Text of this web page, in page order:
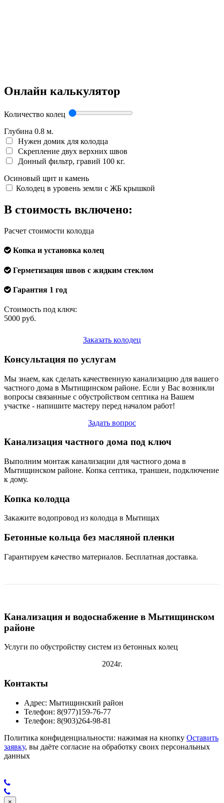
Онлайн калькулятор
Количество колец
Глубина 0.8 м.
Нужен домик для колодца
Скрепление двух верхних швов
Донный фильтр, гравий 100 кг.
Осиновый щит и камень
Колодец в уровень земли с ЖБ крышкой
В стоимость включено:
Расчет стоимости колодца
Копка и установка колец
Герметизация швов с жидким стеклом
Гарантия 1 год
Стоимость под ключ:
5000 руб.
Заказать колодец
Консультация по услугам
Мы знаем, как сделать качественную канализацию для вашего
частного дома в Мытищинском районе. Если у Вас возникли
вопросы связанные с обустройством септика на Вашем
участке - напишите мастеру перед началом работ!
Задать вопрос
Канализация частного дома под ключ
Выполним монтаж канализации для частного дома в
Мытищинском районе. Копка септика, траншеи, подключение
к дому.
Копка колодца
Закажите водопровод из колодца в Мытищах
Бетонные кольца без масляной пленки
Гарантируем качество материалов. Бесплатная доставка.
Канализация и водоснабжение в Мытищинском
районе
Услуги по обустройству систем из бетонных колец
2024г.
Контакты
Адрес: Мытищинский район
Телефон: 8(977)159-76-77
Телефон: 8(903)264-98-81
Политика конфиденциальности: нажимая на кнопку Оставить
заявку, вы даёте согласие на обработку своих персональных
данных